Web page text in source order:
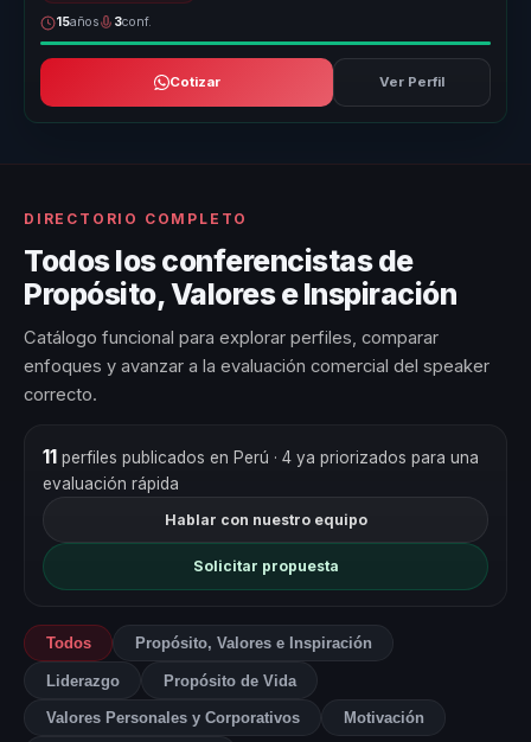
15años 3conf.
Cotizar Ver Perfil
DIRECTORIO COMPLETO
Todos los conferencistas de
Propósito, Valores e Inspiración
Catálogo funcional para explorar perfiles, comparar
enfoques y avanzar a la evaluación comercial del speaker
correcto.
11 perfiles publicados en Perú · 4 ya priorizados para una
evaluación rápida
Hablar con nuestro equipo
Solicitar propuesta
Todos Propósito, Valores e Inspiración
Liderazgo Propósito de Vida
Valores Personales y Corporativos Motivación